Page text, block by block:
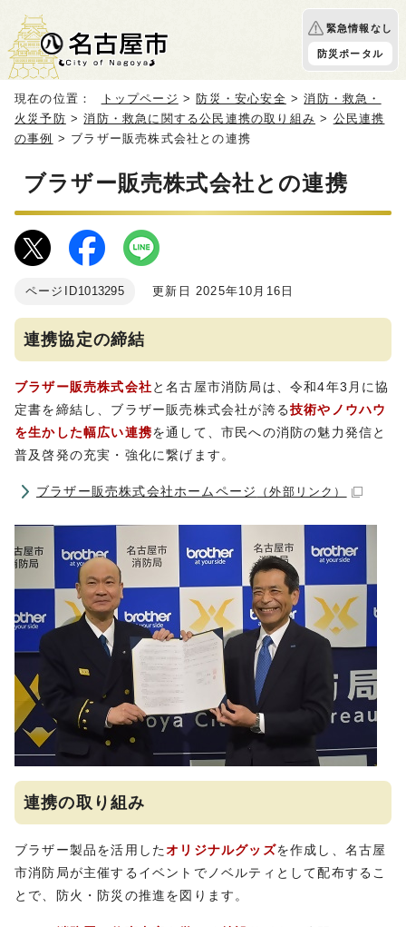
緊急情報なし
防災ポータル
現在の位置： トップページ > 防災・安心安全 >消防・救急・
火災予防 >消防・救急に関する公民連携の取り組み > 公民連携
の事例
> ブラザー販売株式会社との連携
ブラザー販売株式会社との連携
ページID1013295 更新日 2025年10月16日
連携協定の締結
ブラザー販売株式会社と名古屋市消防局は、令和4年3月に協
定書を締結し、ブラザー販売株式会社が誇る技術やノウハウ
を生かした幅広い連携を通して、市民への消防の魅力発信と
普及啓発の充実・強化に繋げます。
ブラザー販売株式会社ホームページ （外部リンク）
連携の取り組み
ブラザー製品を活用したオリジナルグッズを作成し、名古屋
市消防局が主催するイベントでノベルティとして配布するこ
とで、防火・防災の推進を図ります。